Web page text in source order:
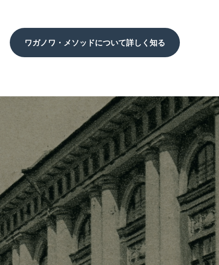
ワガノワ・メソッドについて詳しく知る